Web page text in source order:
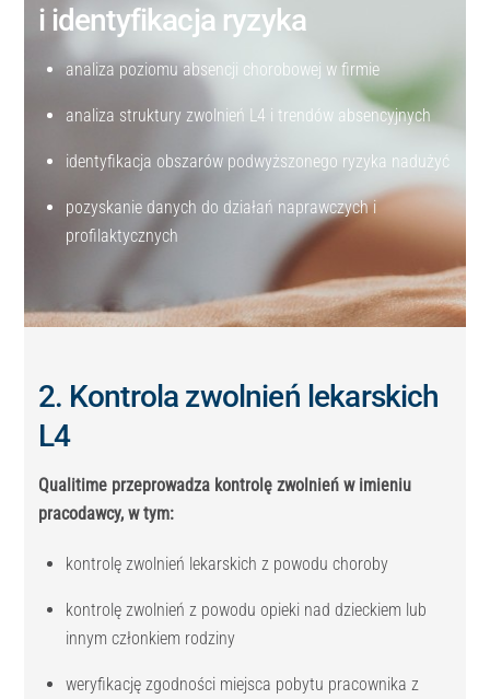
i identyfikacja ryzyka
analiza poziomu absencji chorobowej w firmie
analiza struktury zwolnień L4 i trendów absencyjnych
identyfikacja obszarów podwyższonego ryzyka nadużyć
pozyskanie danych do działań naprawczych i
profilaktycznych
2. Kontrola zwolnień lekarskich
L4
Qualitime przeprowadza kontrolę zwolnień w imieniu
pracodawcy, w tym:
kontrolę zwolnień lekarskich z powodu choroby
kontrolę zwolnień z powodu opieki nad dzieckiem lub
innym członkiem rodziny
weryfikację zgodności miejsca pobytu pracownika z